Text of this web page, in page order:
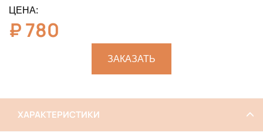
ЦЕНА:
₽780
ЗАКАЗАТЬ
ХАРАКТЕРИСТИКИ